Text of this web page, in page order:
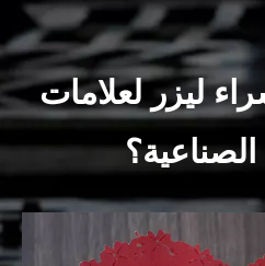
ليزر لعلامات
الصناعية؟